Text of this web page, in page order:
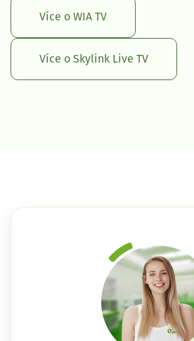
Více o WIA TV
Více o Skylink Live TV